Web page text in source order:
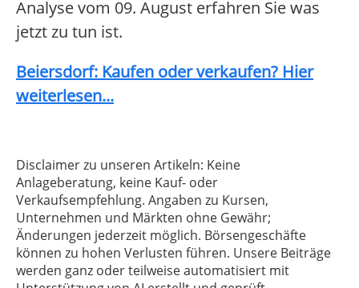
Analyse vom 09. August erfahren Sie was
jetzt zu tun ist.
Beiersdorf: Kaufen oder verkaufen? Hier
weiterlesen...
Disclaimer zu unseren Artikeln: Keine
Anlageberatung, keine Kauf- oder
Verkaufsempfehlung. Angaben zu Kursen,
Unternehmen und Märkten ohne Gewähr;
Änderungen jederzeit möglich. Börsengeschäfte
können zu hohen Verlusten führen. Unsere Beiträge
werden ganz oder teilweise automatisiert mit